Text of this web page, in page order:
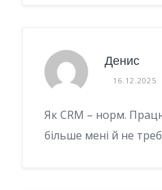
Денис
16.12.2025
Як CRM – норм.
більше мені й не